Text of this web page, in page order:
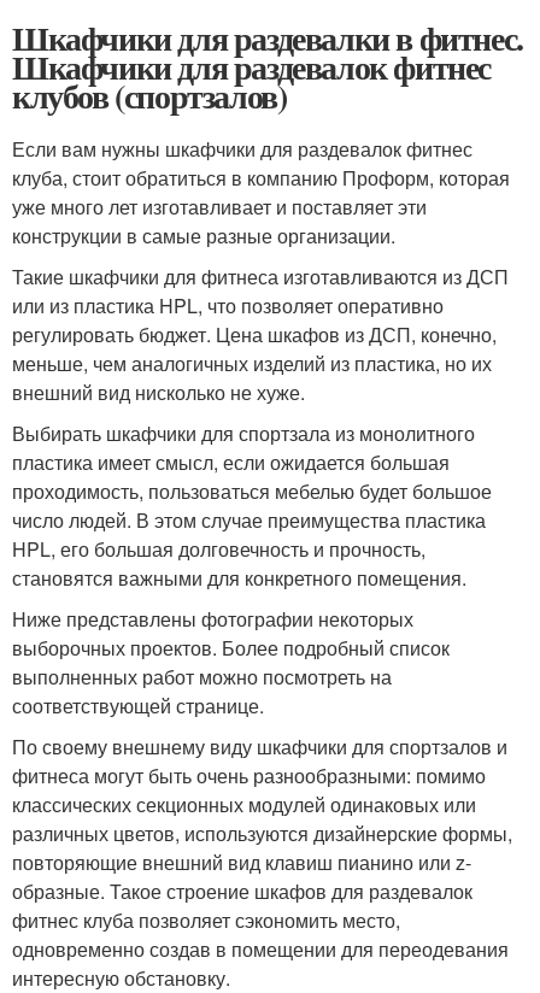
Шкафчики для раздевалки в фитнес.
Шкафчики для раздевалок фитнес
клубов (спортзалов)
Если вам нужны шкафчики для раздевалок фитнес
клуба, стоит обратиться в компанию Проформ, которая
уже много лет изготавливает и поставляет эти
конструкции в самые разные организации.
Такие шкафчики для фитнеса изготавливаются из ДСП
или из пластика HPL, что позволяет оперативно
регулировать бюджет. Цена шкафов из ДСП, конечно,
меньше, чем аналогичных изделий из пластика, но их
внешний вид нисколько не хуже.
Выбирать шкафчики для спортзала из монолитного
пластика имеет смысл, если ожидается большая
проходимость, пользоваться мебелью будет большое
число людей. В этом случае преимущества пластика
HPL, его большая долговечность и прочность,
становятся важными для конкретного помещения.
Ниже представлены фотографии некоторых
выборочных проектов. Более подробный список
выполненных работ можно посмотреть на
соответствующей странице.
По своему внешнему виду шкафчики для спортзалов и
фитнеса могут быть очень разнообразными: помимо
классических секционных модулей одинаковых или
различных цветов, используются дизайнерские формы,
повторяющие внешний вид клавиш пианино или z-
образные. Такое строение шкафов для раздевалок
фитнес клуба позволяет сэкономить место,
одновременно создав в помещении для переодевания
интересную обстановку.